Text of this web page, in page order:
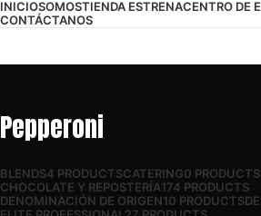
INICIOSOMOSTIENDA ESTRENACENTRO DE
CONTÁCTANOS
Pepperoni
BLENDS4 PRODUCTSCATERING0 PRODUCTS
CHOCOLATE Y REPOSTERÍA174 PRODUCTS
DENOMINACIÓN DE ORIGEN10 PRODUCTS